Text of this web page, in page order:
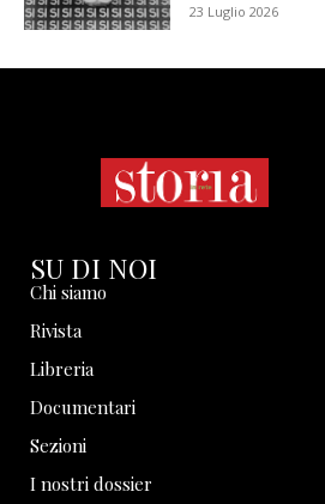
23 Luglio 2026
SU DI NOI
Chi siamo
Rivista
Libreria
Documentari
Sezioni
I nostri dossier